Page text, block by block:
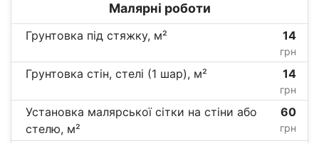
Малярні роботи
Грунтовка під стяжку, м² 14
грн
Грунтовка стін, стелі (1 шар), м² 14
грн
Установка малярської сітки на стіни або
стелю, м²
60
грн